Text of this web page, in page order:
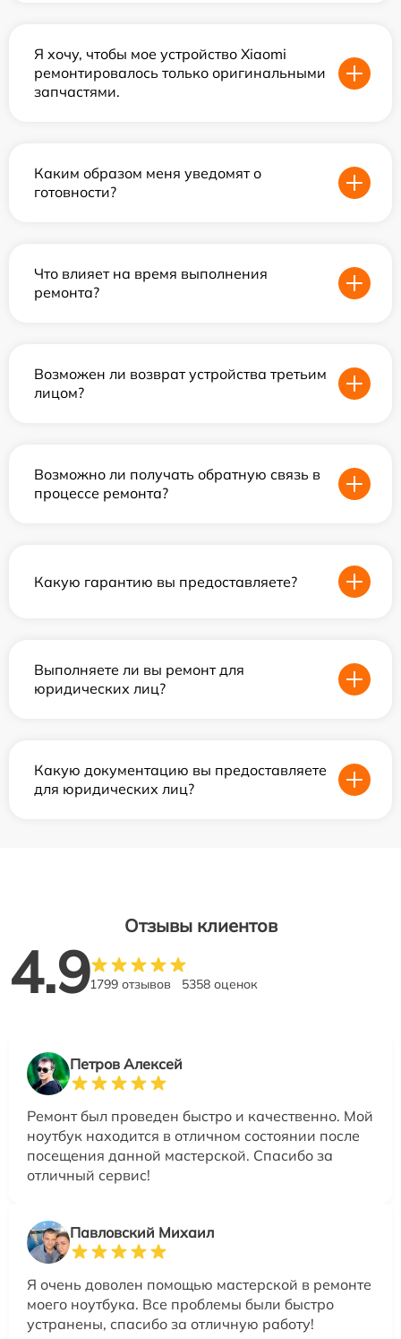
Я хочу, чтобы мое устройство Xiaomi
ремонтировалось только оригинальными
запчастями.
Каким образом меня уведомят о
готовности?
Что влияет на время выполнения
ремонта?
Возможен ли возврат устройства третьим
лицом?
Возможно ли получать обратную связь в
процессе ремонта?
Какую гарантию вы предоставляете?
Выполняете ли вы ремонт для
юридических лиц?
Какую документацию вы предоставляете
для юридических лиц?
Отзывы клиентов
4.91799 отзывов 5358 оценок
Петров Алексей
Ремонт был проведен быстро и качественно. Мой
ноутбук находится в отличном состоянии после
посещения данной мастерской. Спасибо за
отличный сервис!
Павловский Михаил
Я очень доволен помощью мастерской в ремонте
моего ноутбука. Все проблемы были быстро
устранены, спасибо за отличную работу!